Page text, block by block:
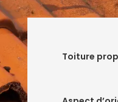
Toiture